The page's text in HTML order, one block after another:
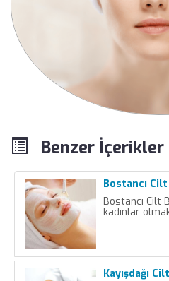
Benzer İçerikler
Bostancı Cilt
Bostancı Cilt
kadınlar
Kayışdağı